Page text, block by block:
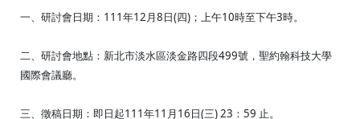
一、研討會日期：111年12月8日(四)；上午10時至下午3時。
二、研討會地點：新北市淡水區淡金路四段499號，聖約翰科技大學
國際會議廳。
三、徵稿日期：即日起111年11月16日(三) 23：59 止。